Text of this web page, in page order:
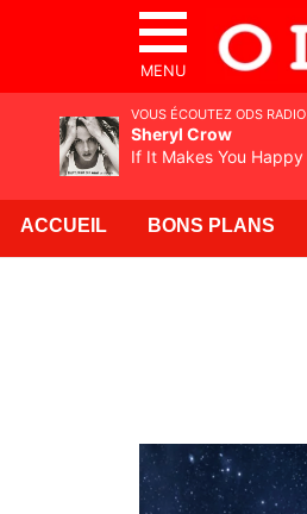
MENU
ACCUEIL BONS PLANS
VOUS ÉCOUTEZ ODS RADIO
Sheryl Crow
If It Makes You Happy